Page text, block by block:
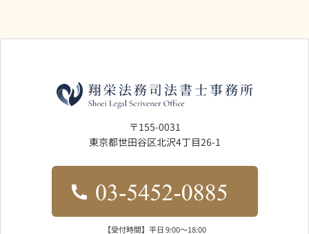
〒155-0031
東京都世田谷区北沢4丁目26-1
【受付時間】平日 9:00〜18:00